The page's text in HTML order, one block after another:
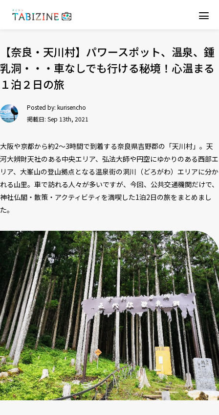
【奈良・天川村】パワースポット、温泉、鍾
乳洞・・・車なしでも行ける秘境！心温まる
１泊２日の旅
Posted by: kurisencho
掲載日: Sep 13th, 2021
大阪や京都から約2〜3時間で到着する奈良県吉野郡の「天川村」。天
河大辨財天社のある中央エリア、弘法大師や円空にゆかりのある西部エ
リア、大峯山の登山拠点となる温泉街の洞川（どろがわ）エリアに分か
れる山里。車で訪れる人々が多いですが、今回、公共交通機関だけで、
神社仏閣・散策・アクティビティを満喫した1泊2日の旅をまとめまし
た。